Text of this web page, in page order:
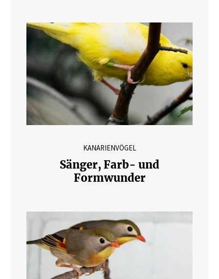
KANARIENVÖGEL
Sänger, Farb- und
Formwunder